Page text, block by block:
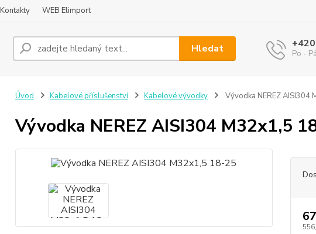
Kontakty WEB Elimport
Hledat Po -
Úvod Kabelové příslušenství Kabelové vývodky Vývodka NEREZ AISI304
Vývodka NEREZ AISI304 M32x1,5